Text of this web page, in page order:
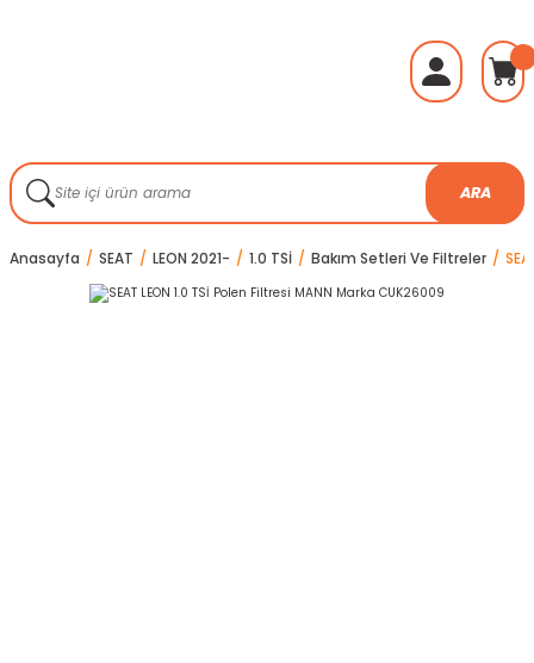
ARA
Anasayfa SEAT LEON 2021- 1.0 TSİ Bakım Setleri Ve Filtreler